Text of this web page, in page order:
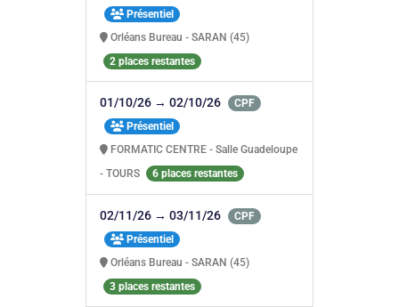
Présentiel
Orléans Bureau - SARAN (45)
2 places restantes
01/10/26 → 02/10/26
CPF
Présentiel
FORMATIC CENTRE - Salle Guadeloupe
- TOURS
6 places restantes
02/11/26 → 03/11/26
CPF
Présentiel
Orléans Bureau - SARAN (45)
3 places restantes